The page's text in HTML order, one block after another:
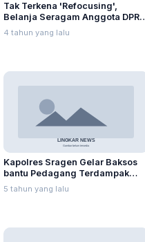
Tak Terkena 'Refocusing',
Belanja Seragam Anggota DPRD
Capai Ratusan Juta
4 tahun yang lalu
Kapolres Sragen Gelar Baksos
bantu Pedagang Terdampak
PPKM
5 tahun yang lalu